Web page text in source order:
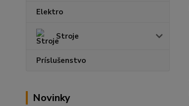
Elektro
Stroje
Príslušenstvo
Novinky